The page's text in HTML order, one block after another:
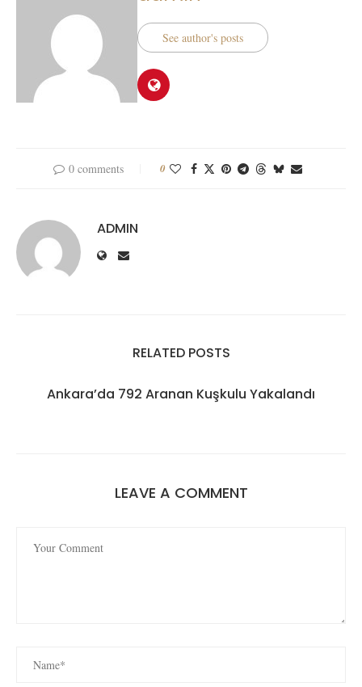
See author's posts
0 comments 0
ADMIN
RELATED POSTS
Ankara’da 792 Aranan Kuşkulu Yakalandı
LEAVE A COMMENT